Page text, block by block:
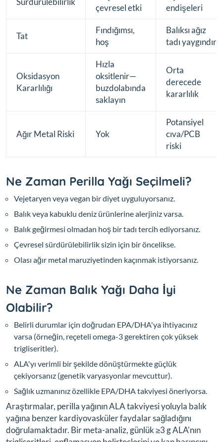
çevresel etki
endişeleri
Tat
Fındığımsı,
hoş
Balıksı ağız
tadı yaygındır
Oksidasyon
Kararlılığı
Hızla
oksitlenir—
buzdolabında
saklayın
Orta
derecede
kararlılık
Ağır Metal Riski Yok
Potansiyel
cıva/PCB
riski
Ne Zaman Perilla Yağı Seçilmeli?
Vejetaryen veya vegan bir diyet uyguluyorsanız.
Balık veya kabuklu deniz ürünlerine alerjiniz varsa.
Balık geğirmesi olmadan hoş bir tadı tercih ediyorsanız.
Çevresel sürdürülebilirlik sizin için bir öncelikse.
Olası ağır metal maruziyetinden kaçınmak istiyorsanız.
Ne Zaman Balık Yağı Daha İyi
Olabilir?
Belirli durumlar için doğrudan EPA/DHA'ya ihtiyacınız
varsa (örneğin, reçeteli omega-3 gerektiren çok yüksek
trigliseritler).
ALA'yı verimli bir şekilde dönüştürmekte güçlük
çekiyorsanız (genetik varyasyonlar mevcuttur).
Sağlık uzmanınız özellikle EPA/DHA takviyesi öneriyorsa.
Araştırmalar, perilla yağının ALA takviyesi yoluyla balık
yağına benzer kardiyovasküler faydalar sağladığını
doğrulamaktadır. Bir meta-analiz, günlük ≥3 g ALA'nın